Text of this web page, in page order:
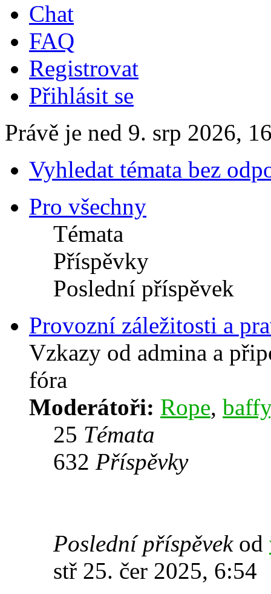
Chat
FAQ
Registrovat
Přihlásit se
Právě je ned 9. srp 2026,
Vyhledat témata bez
Pro všechny
Témata
Příspěvky
Poslední příspěvek
Provozní záležitosti a
Vzkazy od admina a
fóra
Moderátoři: Rope, baffy
25 Témata
632 Příspěvky
Poslední příspěvekod
stř 25. čer 2025, 6:54